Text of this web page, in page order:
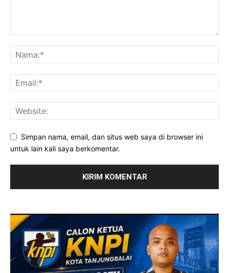
Simpan nama, email, dan situs web saya di browser ini
untuk lain kali saya berkomentar.